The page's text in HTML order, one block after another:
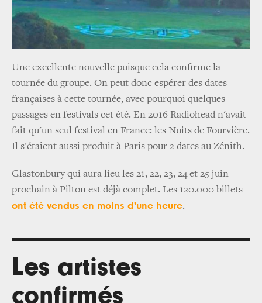
Une excellente nouvelle puisque cela confirme la
tournée du groupe. On peut donc espérer des dates
françaises à cette tournée, avec pourquoi quelques
passages en festivals cet été. En 2016 Radiohead n'avait
fait qu'un seul festival en France: les Nuits de Fourvière.
Il s'étaient aussi produit à Paris pour 2 dates au Zénith.
Glastonbury qui aura lieu les 21, 22, 23, 24 et 25 juin
prochain à Pilton est déjà complet. Les 120.000 billets
ont été vendus en moins d'une heure.
Les artistes
confirmés